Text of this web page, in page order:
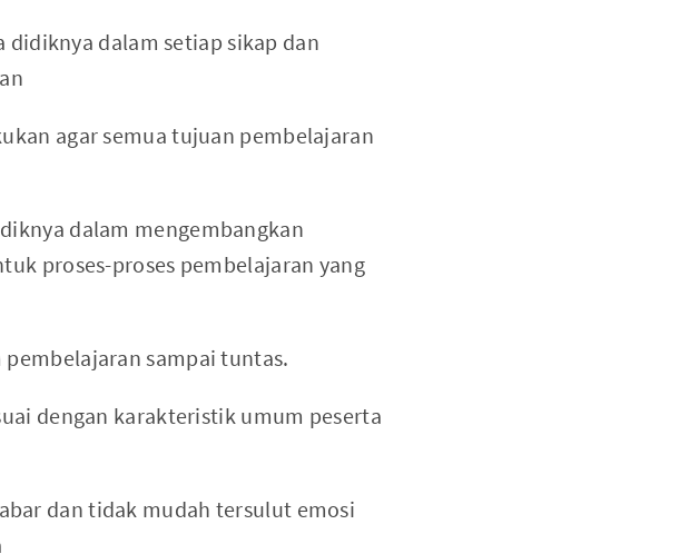
dalam setiap sikap dan
agar semua tujuan pembelajaran
dalam mengembangkan
proses-proses pembelajaran yang
sampai tuntas.
dengan karakteristik umum peserta
dan tidak mudah tersulut emosi